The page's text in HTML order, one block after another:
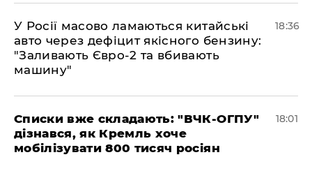
У Росії масово ламаються китайські
авто через дефіцит якісного бензину:
"Заливають Євро-2 та вбивають
машину"
18:36
Списки вже складають: "ВЧК-ОГПУ"
дізнався, як Кремль хоче
мобілізувати 800 тисяч росіян
18:01